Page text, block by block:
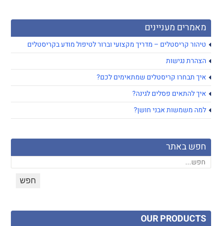
מאמרים מעניינים
טיהור קריסטלים – מדריך מקצועי וברור לטיפול מודע בקריסטלים
הצהרת נגישות
איך תבחרו קריסטלים שמתאימים לכם?
איך להתאים פסלים לגינה?
למה משמשות אבני חושן?
חפש באתר
OUR PRODUCTS